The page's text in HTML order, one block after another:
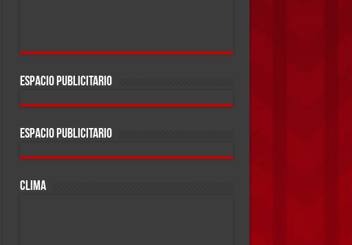
ESPACIO PUBLICITARIO
ESPACIO PUBLICITARIO
CLIMA